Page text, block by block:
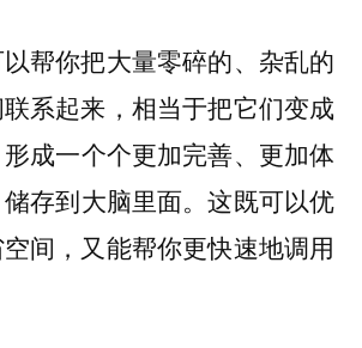
帮你把大量零碎的、杂乱的
系起来，相当于把它们变成
形成一个个更加完善、更加体
储存到大脑里面。这既可以优
间，又能帮你更快速地调用